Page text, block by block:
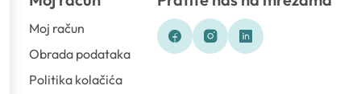
Moj račun
Obrada podataka
Politika kolačića